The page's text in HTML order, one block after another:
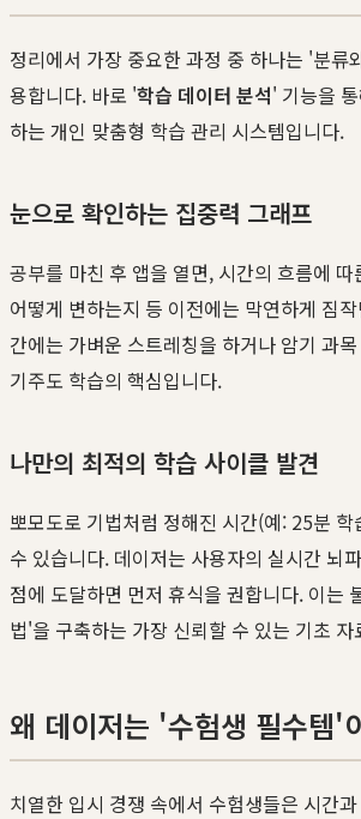
정리에서 가장 중요한 과정 중 하나는 '분
용합니다. 바로 '학습 데이터 분석' 기능을
하는 개인 맞춤형 학습 관리 시스템입니다.
눈으로 확인하는 집중력 그래프
공부를 마친 후 앱을 열면, 시간의 흐름에
어떻게 변하는지 등 이전에는 막연하게 짐
간에는 가벼운 스트레칭을 하거나 암기 과
기주도 학습의 핵심입니다.
나만의 최적의 학습 사이클 발견
뽀모도로 기법처럼 정해진 시간(예: 25분
수 있습니다. 데이저는 사용자의 실시간 뇌
점에 도달하면 먼저 휴식을 권합니다. 이는
법'을 구축하는 가장 신뢰할 수 있는 기초 자
왜 데이저는 '수험생 필수템'
치열한 입시 경쟁 속에서 수험생들은 시간